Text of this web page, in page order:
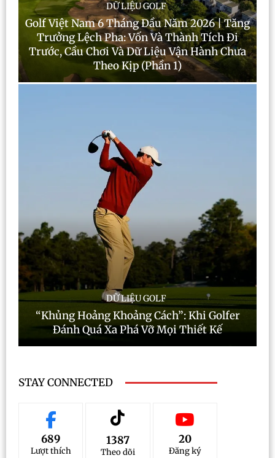
DỮ LIỆU GOLF
Golf Việt Nam 6 Tháng Đầu Năm 2026 | Tăng
Trưởng Lệch Pha: Vốn Và Thành Tích Đi
Trước, Cầu Chơi Và Dữ Liệu Vận Hành Chưa
Theo Kịp (Phần 1)
DỮ LIỆU GOLF
“Khủng Hoảng Khoảng Cách”: Khi Golfer
Đánh Quá Xa Phá Vỡ Mọi Thiết Kế
STAY CONNECTED
689
Lượt thích
1387
Theo dõi
20
Đăng ký